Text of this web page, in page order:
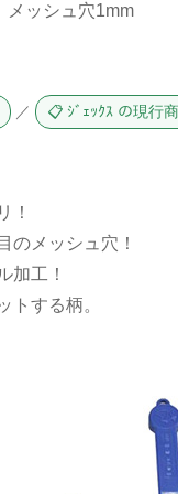
メッシュ穴1mm
／ 📋 ｼﾞｪｯｸｽ の現行
！
のメッシュ穴！
加工！
トする柄。